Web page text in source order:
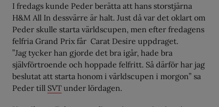
I fredags kunde Peder berätta att hans storstjärna
H&M All In dessvärre är halt. Just då var det oklart om
Peder skulle starta världscupen, men efter fredagens
felfria Grand Prix får Carat Desire uppdraget.
”Jag tycker han gjorde det bra igår, hade bra
självförtroende och hoppade felfritt. Så därför har jag
beslutat att starta honom i världscupen i morgon” sa
Peder till SVT under lördagen.